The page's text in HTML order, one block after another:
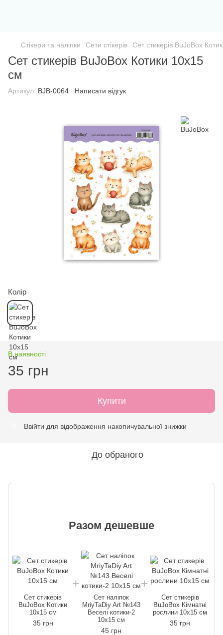
Стікери та наліпки Сети стікерів Сет стикерів BuJoBox
Сет стикерів BuJoBox Котики 10х15
см
Артикул: BJB-0064 Написати відгук
Колір
В наявності
35 грн
Купити
Ввійти для відображення накопичувальної знижки
До обраного
Разом дешевше
Сет стикерів
BuJoBox Котики
10х15 см
35 грн
Сет наліпок
MriyTaDiy Art №143
Веселі котики-2
10х15 см
45 грн
Сет стикерів
BuJoBox Кімнатні
рослини 10х15 см
35 грн